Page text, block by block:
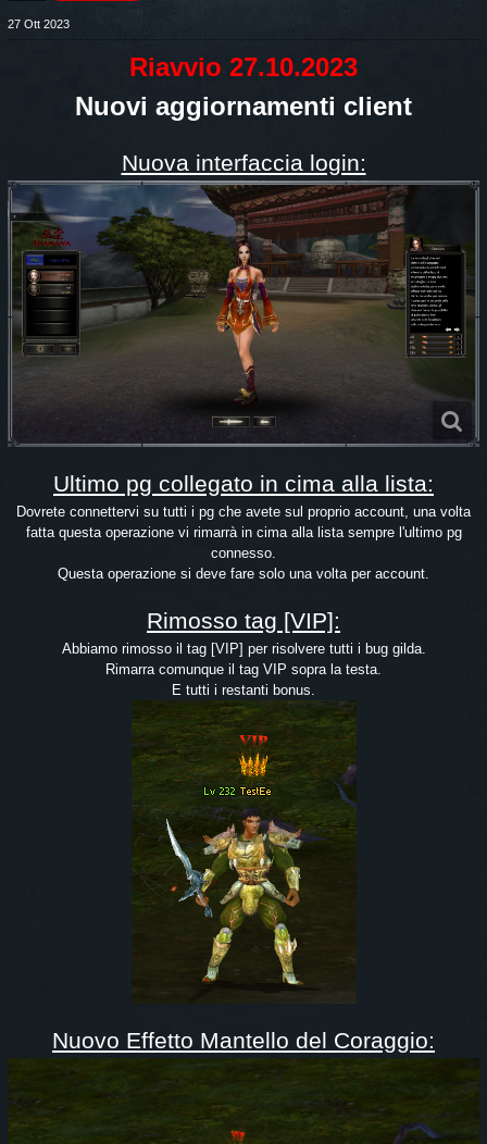
27 Ott 2023
Riavvio 27.10.2023
Nuovi aggiornamenti client
Nuova interfaccia login:
Ultimo pg collegato in cima alla lista:
Dovrete connettervi su tutti i pg che avete sul proprio account, una volta
fatta questa operazione vi rimarrà in cima alla lista sempre l'ultimo pg
connesso.
Questa operazione si deve fare solo una volta per account.
Rimosso tag [VIP]:
Abbiamo rimosso il tag [VIP] per risolvere tutti i bug gilda.
Rimarra comunque il tag VIP sopra la testa.
E tutti i restanti bonus.
Nuovo Effetto Mantello del Coraggio: